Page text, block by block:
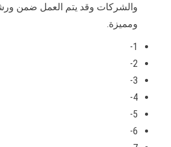
والشركات وقد يتم العمل ضمن
ومميزة.
1-
2-
3-
4-
5-
6-